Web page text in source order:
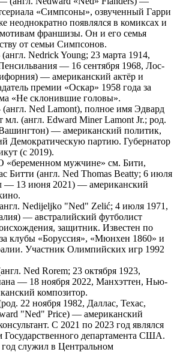
«Симпсоны», озвученный Гарри
неоднократно появлялся в комиксах и
франшизы. Он и его семья
от семьи Симпсонов.
Nedrick Young; 23 марта 1914,
— 16 сентября 1968, Лос-
— американский актёр и
премии «Оскар» 1958 года за
«Не склонившие головы».
Ned Lamont), полное имя Эдвард
(англ. Edward Miner Lamont Jr.; род.
— американский политик,
Демократическую партию. Губернатор
(с 2019).
мужчине» см. Бити,
Битти (англ. Ned Thomas Beatty; 6 июля
— 13 июня 2021) — американский
Nedijeljko "Ned" Zelić; 4 июля 1971,
— австралийский футболист
защитник. Известен по
клубы «Боруссия», «Мюнхен 1860» и
Участник Олимпийских игр 1992
Ned Rorem; 23 октября 1923,
— 18 ноября 2022, Манхэттен, Нью-
композитор.
22 ноября 1982, Даллас, Техас,
"Ned" Price) — американский
С 2021 по 2023 год являлся
Государственного департамента США.
служил в Центральном